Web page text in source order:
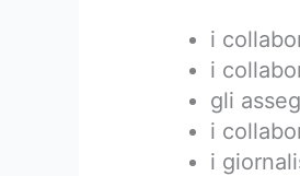
i
i
gli
i
i